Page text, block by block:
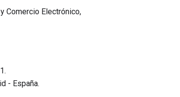
Comercio Electrónico,
- España.